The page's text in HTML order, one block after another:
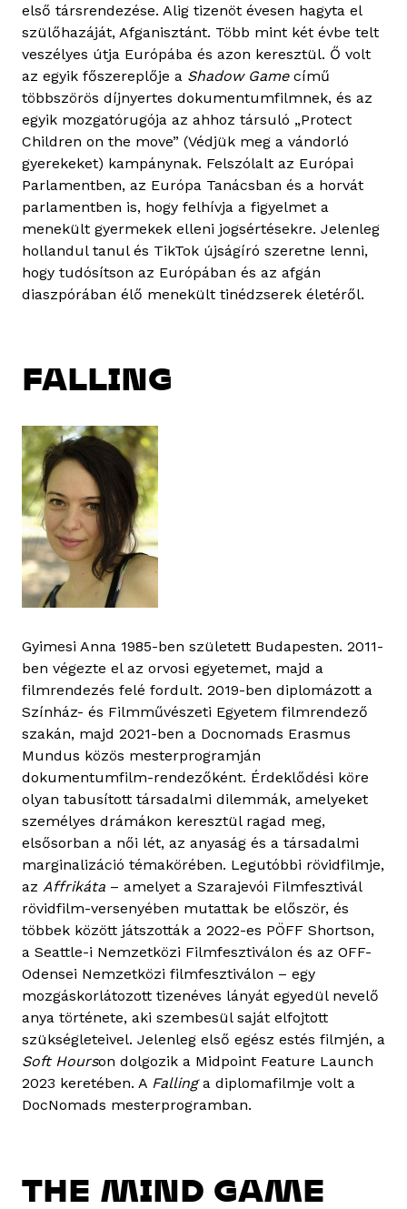
első társrendezése. Alig tizenöt évesen hagyta el
szülőhazáját, Afganisztánt. Több mint két évbe telt
veszélyes útja Európába és azon keresztül. Ő volt
az egyik főszereplője a Shadow Gamecímű
többszörös díjnyertes dokumentumfilmnek, és az
egyik mozgatórugója az ahhoz társuló „Protect
Children on the move” (Védjük meg a vándorló
gyerekeket) kampánynak. Felszólalt az Európai
Parlamentben, az Európa Tanácsban és a horvát
parlamentben is, hogy felhívja a figyelmet a
menekült gyermekek elleni jogsértésekre. Jelenleg
hollandul tanul és TikTok újságíró szeretne lenni,
hogy tudósítson az Európában és az afgán
diaszpórában élő menekült tinédzserek életéről.
FALLING
Gyimesi Anna 1985-ben született Budapesten. 2011-
ben végezte el az orvosi egyetemet, majd a
filmrendezés felé fordult. 2019-ben diplomázott a
Színház- és Filmművészeti Egyetem filmrendező
szakán, majd 2021-ben a Docnomads Erasmus
Mundus közös mesterprogramján
dokumentumfilm-rendezőként. Érdeklődési köre
olyan tabusított társadalmi dilemmák, amelyeket
személyes drámákon keresztül ragad meg,
elsősorban a női lét, az anyaság és a társadalmi
marginalizáció témakörében. Legutóbbi rövidfilmje,
az Affrikáta – amelyet a Szarajevói Filmfesztivál
rövidfilm-versenyében mutattak be először, és
többek között játszották a 2022-es PÖFF Shortson,
a Seattle-i Nemzetközi Filmfesztiválon és az OFF-
Odensei Nemzetközi filmfesztiválon – egy
mozgáskorlátozott tizenéves lányát egyedül nevelő
anya története, aki szembesül saját elfojtott
szükségleteivel. Jelenleg első egész estés filmjén, a
Soft Hourson dolgozik a Midpoint Feature Launch
2023 keretében. A Fallinga diplomafilmje volt a
DocNomads mesterprogramban.
THE MIND GAME